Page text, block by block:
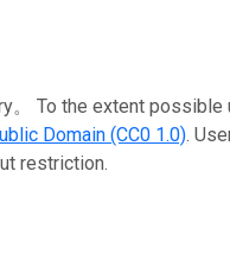
To the extent possible
Domain (CC0 1.0).
restriction.